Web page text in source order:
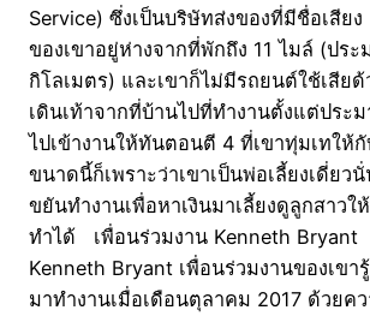
Service) ซึ่งเป็นบริษัทส่งของที่มีชื่อเสี
ของเขาอยู่ห่างจากที่พักถึง 11 ไมล์ (ประ
กิโลเมตร) และเขาก็ไม่มีรถยนต์ใช้เสียด้
เดินเท้าจากที่บ้านไปที่ทำงานตั้งแต่ประ
ไปเข้างานให้ทันตอนตี 4 ที่เขาทุ่มเทให้
ขนาดนี้ก็เพราะว่าเขาเป็นพ่อเลี้ยงเดี่ยวนั่
ขยันทำงานเพื่อหาเงินมาเลี้ยงดูลูกสาวใ
ทำได้ เพื่อนร่วมงาน Kenneth Bryant
Kenneth Bryant เพื่อนร่วมงานของเขา
มาทำงานเมื่อเดือนตุลาคม 2017 ด้วยค